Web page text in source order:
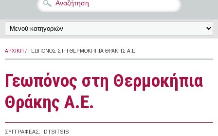
ΑΡΧΙΚΉ / ΓΕΩΠΌΝΟΣ ΣΤΗ ΘΕΡΜΟΚΉΠΙΑ ΘΡΆΚΗΣ Α.Ε.
Γεωπόνος στη Θερμοκήπια
Θράκης Α.Ε.
ΣΥΓΓΡΑΦΈΑΣ:
DTSITSIS